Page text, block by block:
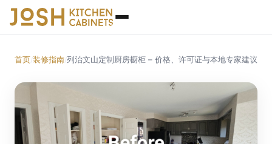
首页/装修指南/列治文山定制厨房橱柜 – 价格、许可证与本地专家建议